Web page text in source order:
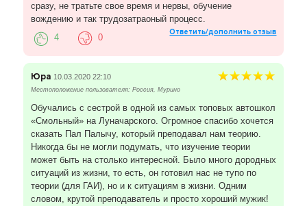
сразу, не тратьте свое время и нервы, обучение
вождению и так трудозатраоный процесс.
Ответить/дополнить отзыв
4 0
Юра 10.03.2020 22:10
Местоположение пользователя: Россия, Мурино
Обучались с сестрой в одной из самых топовых автошкол
«Смольный» на Луначарского. Огромное спасибо хочется
сказать Пал Палычу, который преподавал нам теорию.
Никогда бы не могли подумать, что изучение теории
может быть на столько интересной. Было много дородных
ситуаций из жизни, то есть, он готовил нас не тупо по
теории (для ГАИ), но и к ситуациям в жизни. Одним
словом, крутой преподаватель и просто хороший мужик!